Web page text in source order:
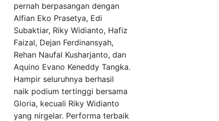
pernah berpasangan dengan
Alfian Eko Prasetya, Edi
Subaktiar, Riky Widianto, Hafiz
Faizal, Dejan Ferdinansyah,
Rehan Naufal Kusharjanto, dan
Aquino Evano Keneddy Tangka.
Hampir seluruhnya berhasil
naik podium tertinggi bersama
Gloria, kecuali Riky Widianto
yang nirgelar. Performa terbaik